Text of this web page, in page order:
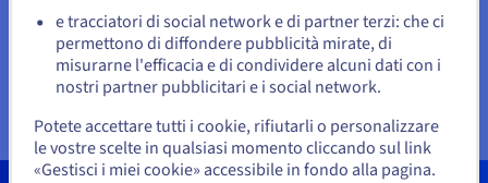
privacy.
Guarda l'infografica
Resta sul sito web attuale
Seleziona un altro sito web
e tracciatori di social network e di partner terzi: che ci
permettono di diffondere pubblicità mirate, di
misurarne l'efficacia e di condividere alcuni dati con i
nostri partner pubblicitari e i social network.
Potete accettare tutti i cookie, rifiutarli o personalizzare
le vostre scelte in qualsiasi momento cliccando sul link
«Gestisci i miei cookie» accessibile in fondo alla pagina.